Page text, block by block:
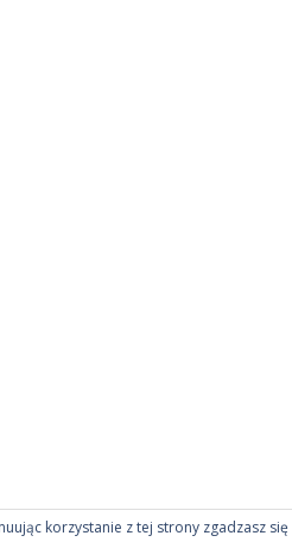
korzystanie z tej strony zgadzasz